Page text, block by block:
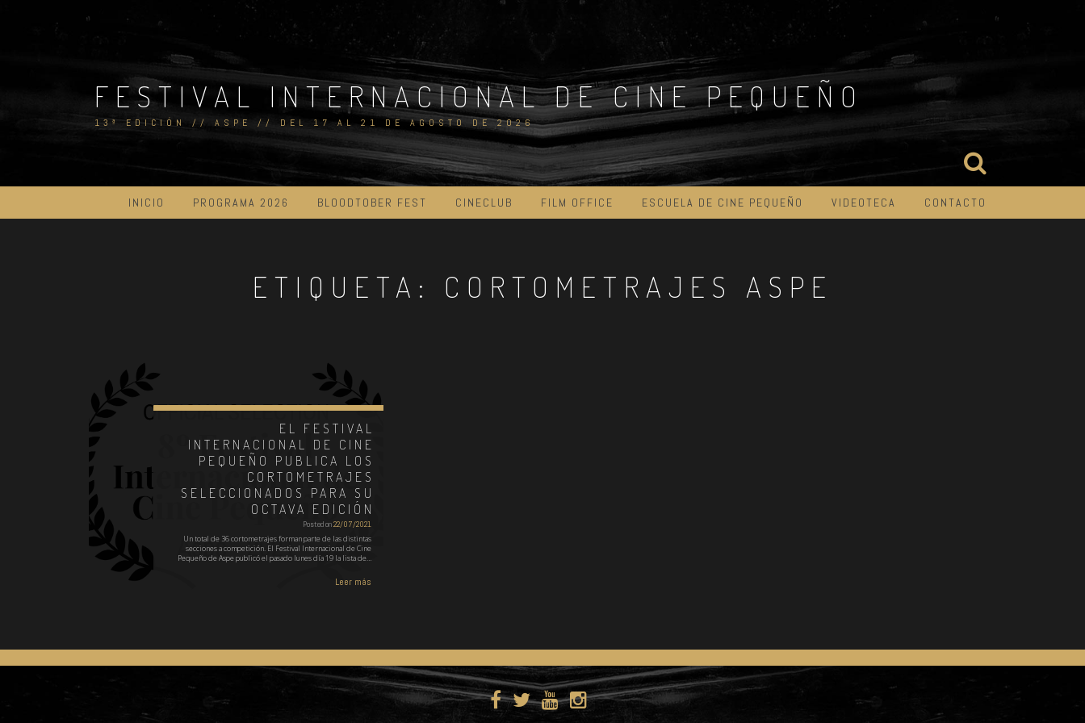
FESTIVAL INTERNACIONAL DE CINE PEQUEÑO
13ª EDICIÓN // ASPE // DEL 17 AL 21 DE AGOSTO DE 2026
INICIO PROGRAMA 2026 BLOODTOBER FEST CINECLUB FILM OFFICE ESCUELA DE CINE PEQUEÑO VIDEOTECA CONTACTO
ETIQUETA: CORTOMETRAJES ASPE
EL FESTIVAL
INTERNACIONAL DE CINE
PEQUEÑO PUBLICA LOS
CORTOMETRAJES
SELECCIONADOS PARA SU
OCTAVA EDICIÓN
Posted on22/07/2021
Un total de 36 cortometrajes forman parte de las distintas
secciones a competición. El Festival Internacional de Cine
Pequeño de Aspe publicó el pasado lunes día 19 la lista de…
Leer más